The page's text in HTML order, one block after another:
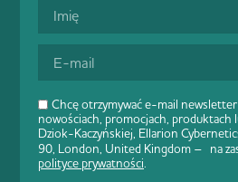
Chcę otrzymywać e-mail
nowościach, promocjach, produktach
Dziok-Kaczyńskiej, Ellarion
90, London, United Kingdom – na
polityce prywatności.